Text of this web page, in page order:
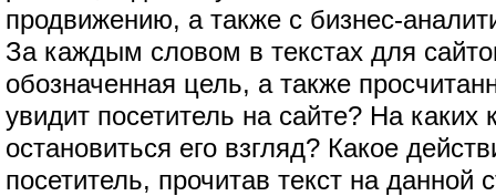
продвижению, а также с бизнес-
За каждым словом в текстах для
обозначенная цель, а также
увидит посетитель на сайте? На
остановиться его взгляд? Какое
посетитель, прочитав текст на данной